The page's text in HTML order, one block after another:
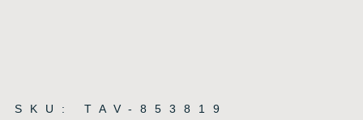
SKU: TAV-853819